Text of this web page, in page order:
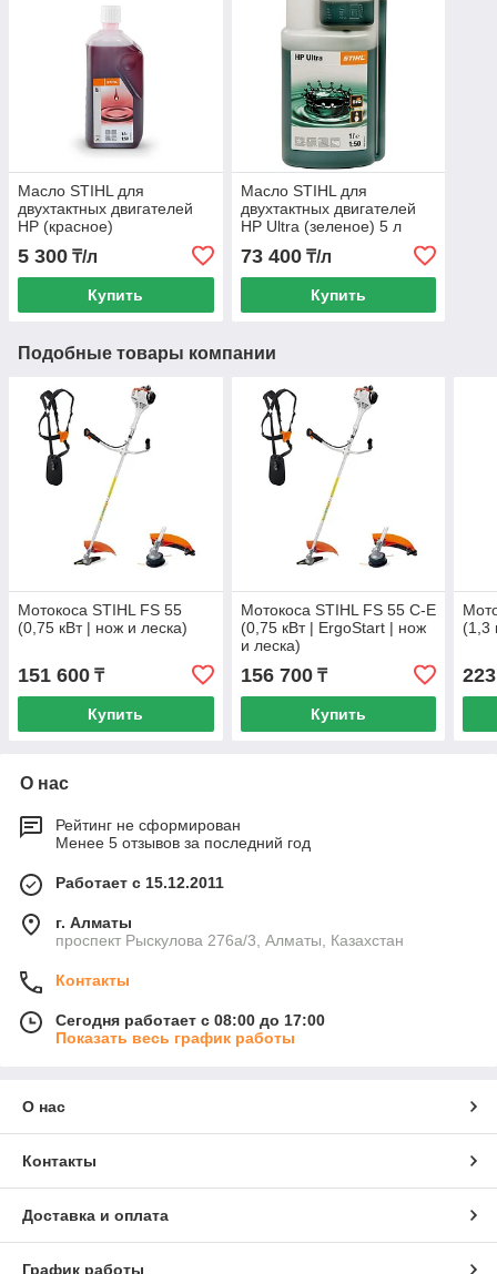
Масло STIHL для
двухтактных двигателей
HP (красное)
5 300 ₸/л
Купить
Масло STIHL для
двухтактных двигателей
HP Ultra (зеленое) 5 л
73 400₸/л
Купить
Подобные товары компании
Мотокоса STIHL FS 55
(0,75 кВт | нож и леска)
151 600 ₸
Купить
Мотокоса STIHL FS 55 C-E
(0,75 кВт | ErgoStart | нож
и леска)
156 700₸
Купить
(1,3
О нас
Рейтинг не сформирован
Менее 5 отзывов за последний год
Работает с 15.12.2011
г. Алматы
проспект Рыскулова 276а/3, Алматы, Казахстан
Контакты
Сегодня работает с 08:00 до 17:00
Показать весь график работы
О нас
Контакты
Доставка и оплата
График работы